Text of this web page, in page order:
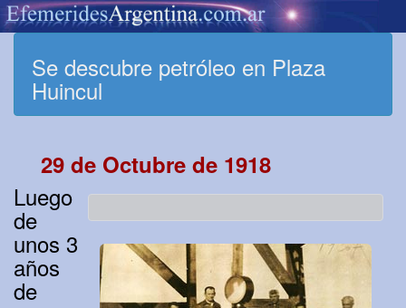
Se descubre petróleo en Plaza
Huincul
29 de Octubre de 1918
Luego
de
unos 3
años
de